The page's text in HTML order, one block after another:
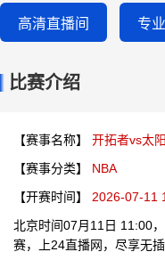
高清直播间 专
比赛介绍
【赛事名称】
开拓者vs太阳
【赛事分类】
NBA
【开赛时间】
2026-07-11
北京时间07月11日 11:00
赛，上24直播网，尽享无插